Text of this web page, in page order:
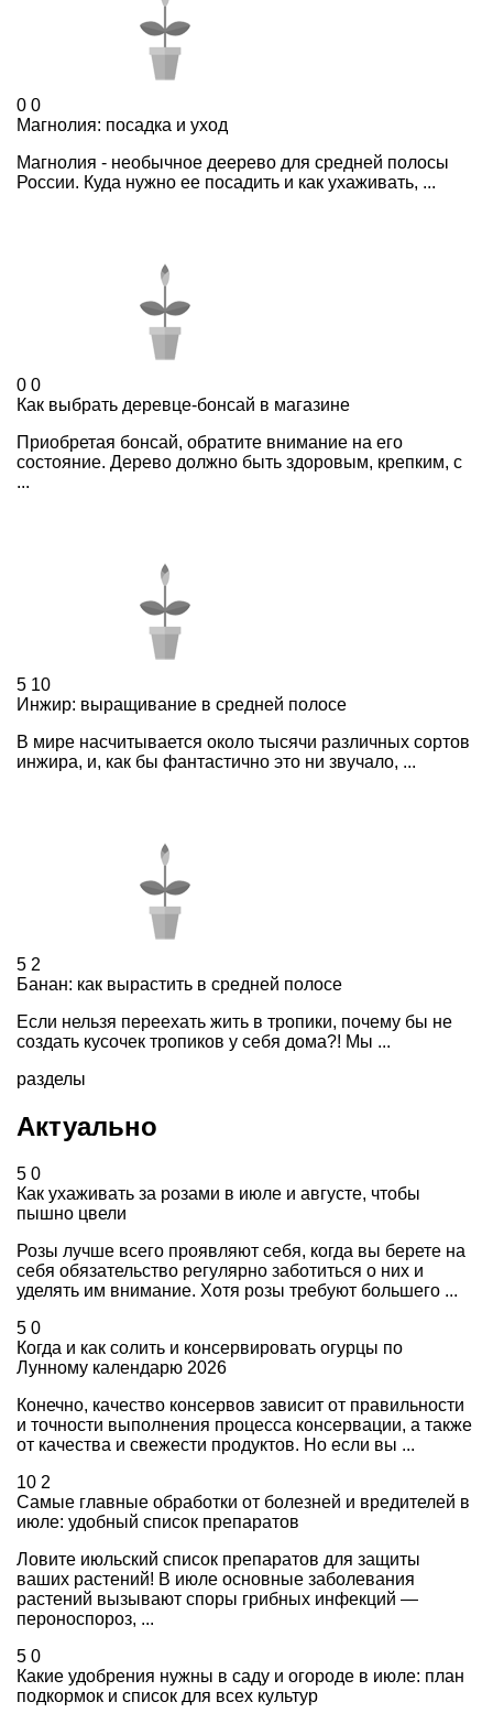
0 0
Магнолия: посадка и уход
Магнолия - необычное деерево для средней полосы
России. Куда нужно ее посадить и как ухаживать, ...
0 0
Как выбрать деревце-бонсай в магазине
Приобретая бонсай, обратите внимание на его
состояние. Дерево должно быть здоровым, крепким, с
...
5 10
Инжир: выращивание в средней полосе
В мире насчитывается около тысячи различных сортов
инжира, и, как бы фантастично это ни звучало, ...
5 2
Банан: как вырастить в средней полосе
Если нельзя переехать жить в тропики, почему бы не
создать кусочек тропиков у себя дома?! Мы ...
разделы
Актуально
5 0
Как ухаживать за розами в июле и августе, чтобы
пышно цвели
Розы лучше всего проявляют себя, когда вы берете на
себя обязательство регулярно заботиться о них и
уделять им внимание. Хотя розы требуют большего ...
5 0
Когда и как солить и консервировать огурцы по
Лунному календарю 2026
Конечно, качество консервов зависит от правильности
и точности выполнения процесса консервации, а также
от качества и свежести продуктов. Но если вы ...
10 2
Самые главные обработки от болезней и вредителей в
июле: удобный список препаратов
Ловите июльский список препаратов для защиты
ваших растений! В июле основные заболевания
растений вызывают споры грибных инфекций —
пероноспороз, ...
5 0
Какие удобрения нужны в саду и огороде в июле: план
подкормок и список для всех культур